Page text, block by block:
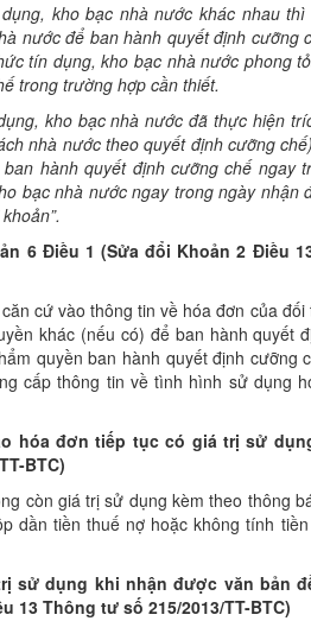
kho bạc nhà nước khác nhau
nước để ban hành quyết định cưỡng
tín dụng, kho bạc nhà nước phong t
trong trường hợp cần thiết.
kho bạc nhà nước đã thực hiện
nhà nước theo quyết định cưỡng
hành quyết định cưỡng chế ngay
bạc nhà nước ngay trong ngày nhận
”.
6 Điều 1 (Sửa đổi Khoản 2 Điều
cứ vào thông tin về hóa đơn của
khác (nếu có) để ban hành quyết
quyền ban hành quyết định cưỡng
cấp thông tin về tình hình sử dụng
hóa đơn tiếp tục có giá trị sử
BTC)
còn giá trị sử dụng kèm theo thông
dần tiền thuế nợ hoặc không tính
sử dụng khi nhận được văn bản
13 Thông tưsố 215/2013/TT-BTC)